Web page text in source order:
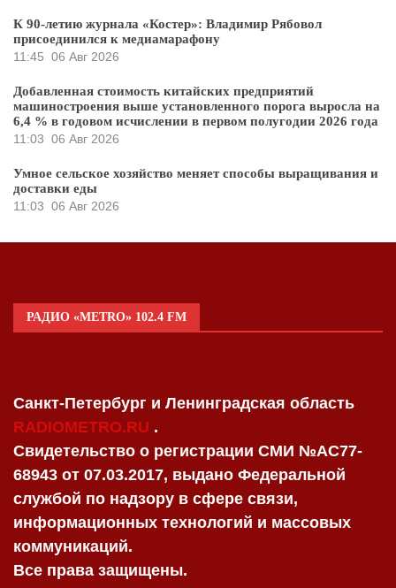
К 90-летию журнала «Костер»: Владимир Рябовол
присоединился к медиамарафону
11:45 06 Авг 2026
Добавленная стоимость китайских предприятий
машиностроения выше установленного порога выросла на
6,4 % в годовом исчислении в первом полугодии 2026 года
11:03 06 Авг 2026
Умное сельское хозяйство меняет способы выращивания и
доставки еды
11:03 06 Авг 2026
РАДИО «METRO» 102.4 FM
Санкт-Петербург и Ленинградская область
RADIOMETRO.RU .
Свидетельство о регистрации СМИ №AC77-
68943 от 07.03.2017, выдано Федеральной
службой по надзору в сфере связи,
информационных технологий и массовых
коммуникаций.
Все права защищены.